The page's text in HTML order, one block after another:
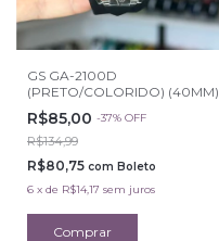
GS GA-2100D
(PRETO/COLORIDO) (40MM)
R$85,00 -37% OFF
R$134,99
R$80,75 com Boleto
6 x de R$14,17 sem juros